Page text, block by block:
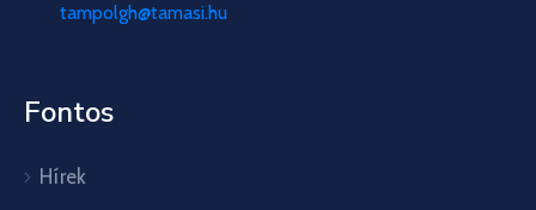
tampolgh@tamasi.hu
Fontos
Hírek